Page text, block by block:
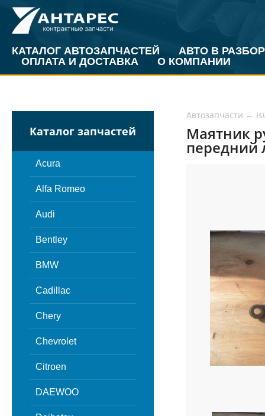
КАТАЛОГ АВТОЗАПЧАСТЕЙ
АВТО В РАЗБОР
ОПЛАТА И ДОСТАВКА
О КОМПАНИИ
Каталог запчастей
Acura
Alfa Romeo
Audi
Bentley
BMW
Cadillac
Chery
Chevrolet
Citroen
DAEWOO
Автозапчасти ←
Маятник
передний